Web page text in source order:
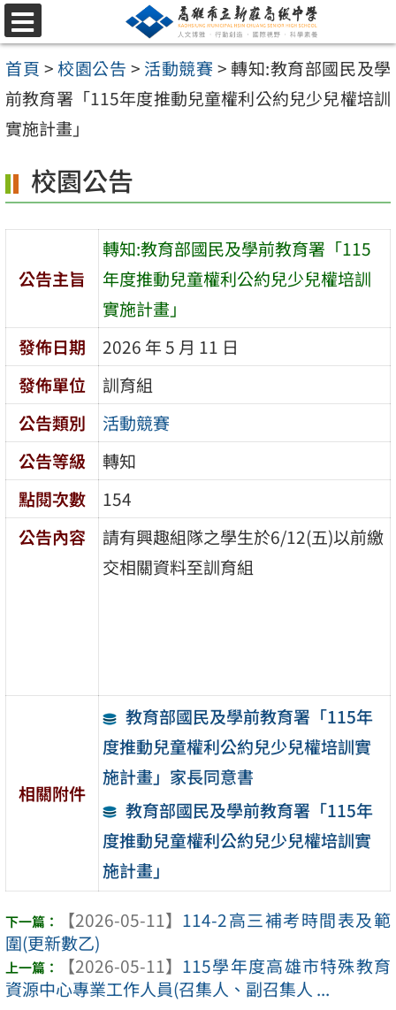
跳
至
主
要
內
區
選
單
首頁 >校園公告 > 活動競賽 >轉知:教育部國民及學
前教育署「115年度推動兒童權利公約兒少兒權培訓
實施計畫」
校園公告
公告主旨
轉知:教育部國民及學前教育署「115
年度推動兒童權利公約兒少兒權培訓
實施計畫」
發佈日期
2026 年 5 月 11 日
發佈單位
訓育組
公告類別
活動競賽
公告等級
轉知
點閱次數
154
公告內容
請有興趣組隊之學生於6/12(五)以前繳
交相關資料至訓育組
相關附件
教育部國民及學前教育署「115年
度推動兒童權利公約兒少兒權培訓實
施計畫」家長同意書
教育部國民及學前教育署「115年
度推動兒童權利公約兒少兒權培訓實
施計畫」
【2026-05-11】 114-2高三補考時間表及範
圍(更新數乙)
【2026-05-11】 115學年度高雄市特殊教育
資源中心專業工作人員(召集人、副召集人 ...